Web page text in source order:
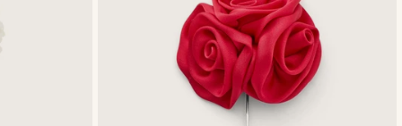
Pigiausia
Brangiausia